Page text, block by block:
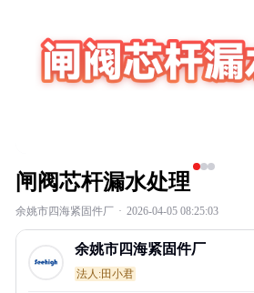
闸阀芯杆漏水处理
余姚市四海紧固件厂 · 2026-04-05 08:25:03
余姚市四海紧固件厂
法人:田小君